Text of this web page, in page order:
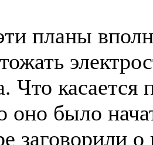
планы
Что касается
оно было
заговорили